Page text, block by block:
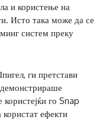
и користење на
Исто така може да се
систем преку
ги претстави
го Snap
ефекти